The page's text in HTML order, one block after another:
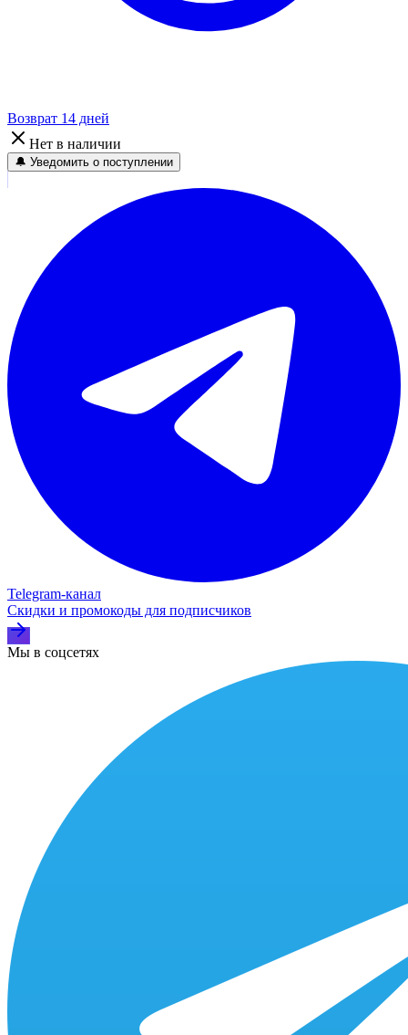
Возврат 14 дней
Нет в наличии
🔔 Уведомить о поступлении
Telegram‑канал
Скидки и промокоды для подписчиков
Мы в соцсетях